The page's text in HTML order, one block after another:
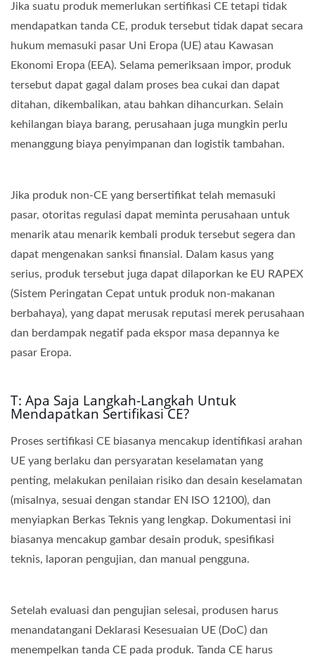
Jika suatu produk memerlukan sertifikasi CE tetapi tidak
mendapatkan tanda CE, produk tersebut tidak dapat secara
hukum memasuki pasar Uni Eropa (UE) atau Kawasan
Ekonomi Eropa (EEA). Selama pemeriksaan impor, produk
tersebut dapat gagal dalam proses bea cukai dan dapat
ditahan, dikembalikan, atau bahkan dihancurkan. Selain
kehilangan biaya barang, perusahaan juga mungkin perlu
menanggung biaya penyimpanan dan logistik tambahan.
Jika produk non-CE yang bersertifikat telah memasuki
pasar, otoritas regulasi dapat meminta perusahaan untuk
menarik atau menarik kembali produk tersebut segera dan
dapat mengenakan sanksi finansial. Dalam kasus yang
serius, produk tersebut juga dapat dilaporkan ke EU RAPEX
(Sistem Peringatan Cepat untuk produk non-makanan
berbahaya), yang dapat merusak reputasi merek perusahaan
dan berdampak negatif pada ekspor masa depannya ke
pasar Eropa.
T: Apa Saja Langkah-Langkah Untuk
Mendapatkan Sertifikasi CE?
Proses sertifikasi CE biasanya mencakup identifikasi arahan
UE yang berlaku dan persyaratan keselamatan yang
penting, melakukan penilaian risiko dan desain keselamatan
(misalnya, sesuai dengan standar EN ISO 12100), dan
menyiapkan Berkas Teknis yang lengkap. Dokumentasi ini
biasanya mencakup gambar desain produk, spesifikasi
teknis, laporan pengujian, dan manual pengguna.
Setelah evaluasi dan pengujian selesai, produsen harus
menandatangani Deklarasi Kesesuaian UE (DoC) dan
menempelkan tanda CE pada produk. Tanda CE harus